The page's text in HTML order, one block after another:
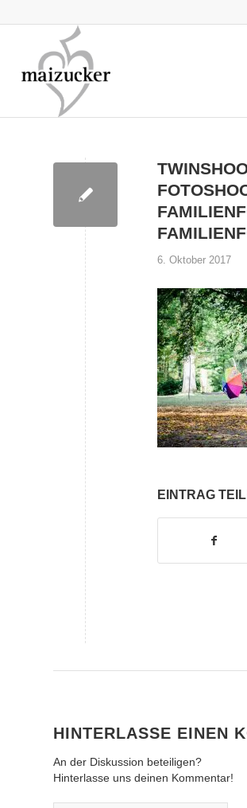
6. Oktober 2017
EINTRAG
HINTERLASSE EINEN
An der Diskussion beteiligen?
Hinterlasse uns deinen Kommentar!